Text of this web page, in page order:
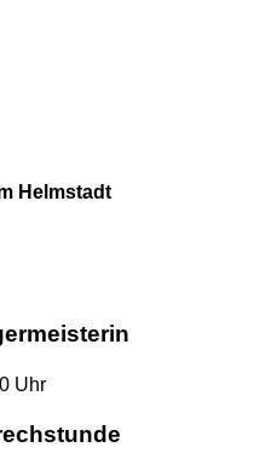
Helmstadt
Uhr